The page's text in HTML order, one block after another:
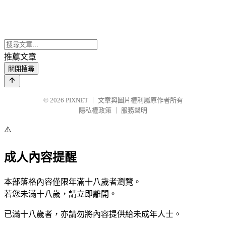
推薦文章
關閉搜尋
© 2026 PIXNET
文章與圖片權利屬原作者所有
隱私權政策
服務聲明
⚠️
成人內容提醒
本部落格內容僅限年滿十八歲者瀏覽。
若您未滿十八歲，請立即離開。
已滿十八歲者，亦請勿將內容提供給未成年人士。